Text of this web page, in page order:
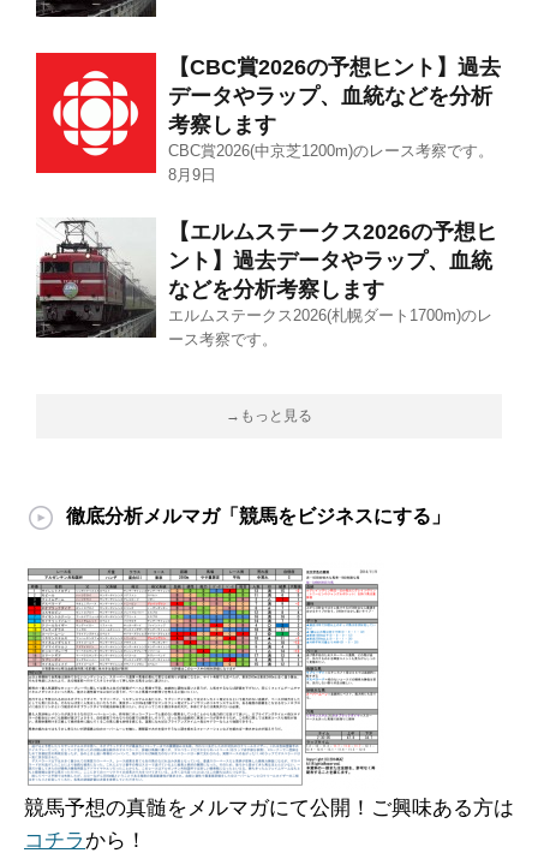
【CBC賞2026の予想ヒント】過去
データやラップ、血統などを分析
考察します
CBC賞2026(中京芝1200m)のレース考察です。
8月9日
【エルムステークス2026の予想ヒ
ント】過去データやラップ、血統
などを分析考察します
エルムステークス2026(札幌ダート1700m)のレ
ース考察です。
→もっと見る
徹底分析メルマガ「競馬をビジネスにする」
競馬予想の真髄をメルマガにて公開！ご興味ある方は
コチラ から！